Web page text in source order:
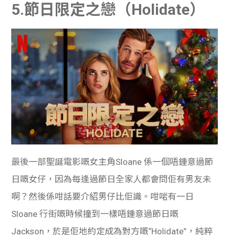
5.節日限定之戀（Holidate）
最後一部聖誕電影嘅女主角Sloane 係一個唔鍾意過節
日嘅女仔，因為每逢過節日全家人都會問佢有男友未
啊？然後係咁話要介紹男仔比佢識。咁啱有一日
Sloane 行街嘅時候撞到一樣唔鍾意過節日嘅
Jackson，於是佢地約定成為對方嘅“Holidate”，純粹